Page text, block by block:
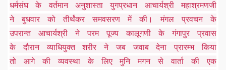
धर्मसंघ के वर्तमान अनुशास्ता युगप्रधान आचार्यश्री महाश्रमणजी
ने बुधवार को तीर्थंकर समवसरण में की। मंगल प्रवचन के
उपरान्त आचार्यश्री ने परम पूज्य कालूगणी के गंगापुर प्रवास
के दौरान व्याधियुक्त शरीर ने जब जवाब देना प्रारम्भ किया
तो आगे की व्यवस्था के लिए मुनि मगन से वार्ता की एक